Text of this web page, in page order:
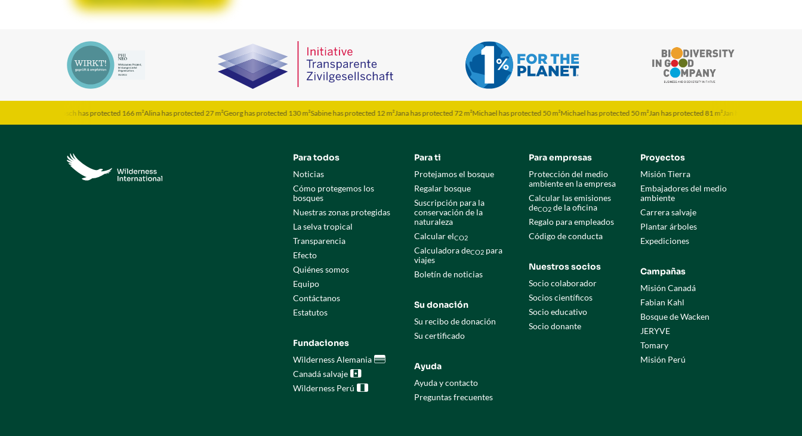
Jarosch has protected 166 m²Alina has protected 27 m²Georg has protected 130 m²Sabine has protected 12 m²Jana has protected 72 m²Michael has protected 50 m²Michael has protected 50 m²Jan has protected 81 m²Jan has protected 81 m²
Para todos
Noticias
Cómo protegemos los
bosques
Nuestras zonas protegidas
La selva tropical
Transparencia
Efecto
Quiénes somos
Equipo
Contáctanos
Estatutos
Fundaciones
Wilderness Alemania 
Canadá salvaje 
Wilderness Perú 
Para ti
Protejamos el bosque
Regalar bosque
Suscripción para la
conservación de la
naturaleza
Calcular elCO2
Calculadora deCO2para
viajes
Boletín de noticias
Su donación
Su recibo de donación
Su certificado
Ayuda
Ayuda y contacto
Preguntas frecuentes
Para empresas
Protección del medio
ambiente en la empresa
Calcular las emisiones
deCO2 de la oficina
Regalo para empleados
Código de conducta
Nuestros socios
Socio colaborador
Socios científicos
Socio educativo
Socio donante
Proyectos
Misión Tierra
Embajadores del medio
ambiente
Carrera salvaje
Plantar árboles
Expediciones
Campañas
Misión Canadá
Fabian Kahl
Bosque de Wacken
JERYVE
Tomary
Misión Perú